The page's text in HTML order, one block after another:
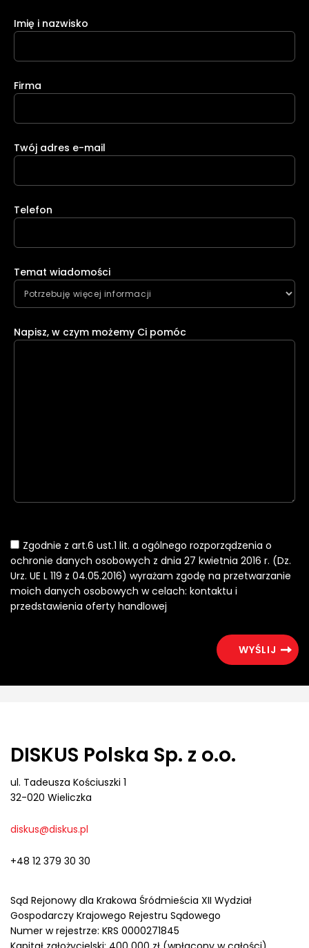
Imię i nazwisko
Firma
Twój adres e-mail
Telefon
Temat wiadomości
Napisz, w czym możemy Ci pomóc
Zgodnie z art.6 ust.1 lit. a ogólnego rozporządzenia o
ochronie danych osobowych z dnia 27 kwietnia 2016 r. (Dz.
Urz. UE L 119 z 04.05.2016) wyrażam zgodę na przetwarzanie
moich danych osobowych w celach: kontaktu i
przedstawienia oferty handlowej
DISKUS Polska Sp. z o.o.
ul. Tadeusza Kościuszki 1
32-020 Wieliczka
diskus@diskus.pl
+48 12 379 30 30
Sąd Rejonowy dla Krakowa Śródmieścia XII Wydział
Gospodarczy Krajowego Rejestru Sądowego
Numer w rejestrze: KRS 0000271845